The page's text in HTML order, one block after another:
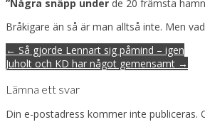
”Några snäpp under de 20 främsta
Bråkigare än så är man alltså inte. Men
Post
navigation
← Så gjorde Lennart sig påmind – igen
Juholt och KD har något gemensamt →
Lämna ett svar
Din e-postadress kommer inte publiceras.